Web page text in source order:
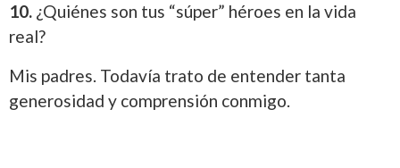
10. ¿Quiénes son tus “súper” héroes en la vida
real?
Mis padres. Todavía trato de entender tanta
generosidad y comprensión conmigo.